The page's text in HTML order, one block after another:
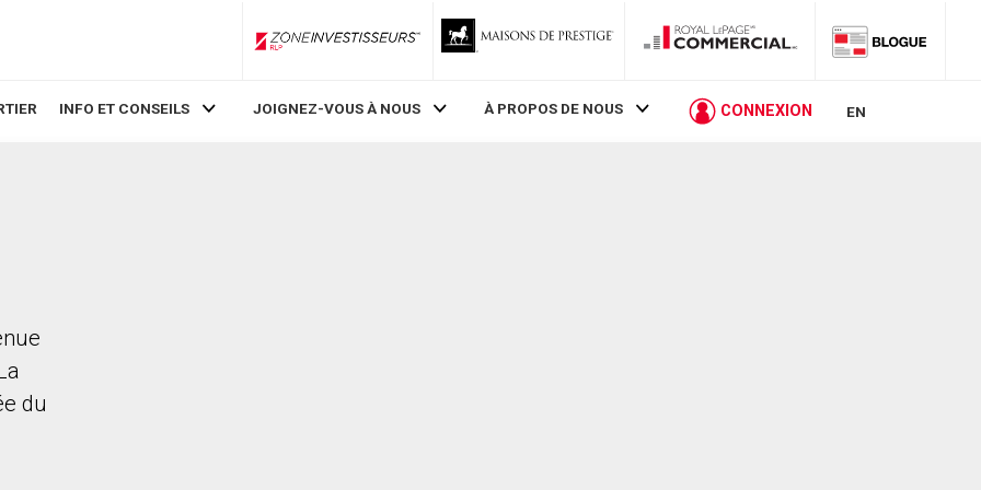
ZoneInvestisseurs RLP
INFO ET CONSEILS JOIGNEZ-VOUS À NOUS À PROPOS DE NOUS CONNEXION EN
du